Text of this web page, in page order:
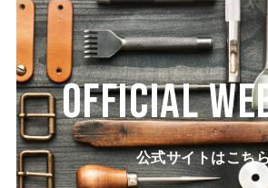
OFFICIAL
公式サイトはこち